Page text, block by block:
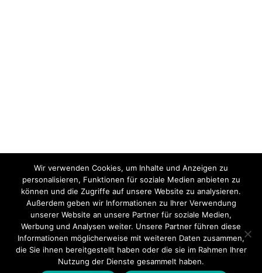
Wir verwenden Cookies, um Inhalte und Anzeigen zu
personalisieren, Funktionen für soziale Medien anbieten zu
können und die Zugriffe auf unsere Website zu analysieren.
Außerdem geben wir Informationen zu Ihrer Verwendung
unserer Website an unsere Partner für soziale Medien,
Werbung und Analysen weiter. Unsere Partner führen diese
Informationen möglicherweise mit weiteren Daten zusammen,
die Sie ihnen bereitgestellt haben oder die sie im Rahmen Ihrer
Nutzung der Dienste gesammelt haben.